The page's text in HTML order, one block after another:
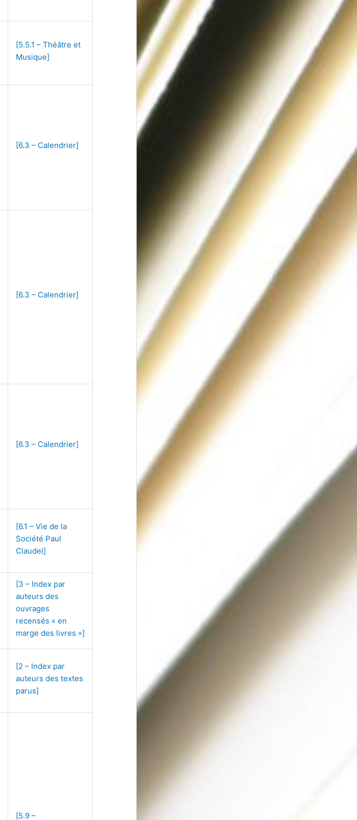
[5.5.1 – Théâtre et
Musique]
[6.3 – Calendrier]
[6.3 – Calendrier]
[6.3 – Calendrier]
[6.1 – Vie de la
Société Paul
Claudel]
[3 – Index par
auteurs des
ouvrages
recensés « en
marge des livres »]
[2 – Index par
auteurs des textes
parus]
[5.9 –